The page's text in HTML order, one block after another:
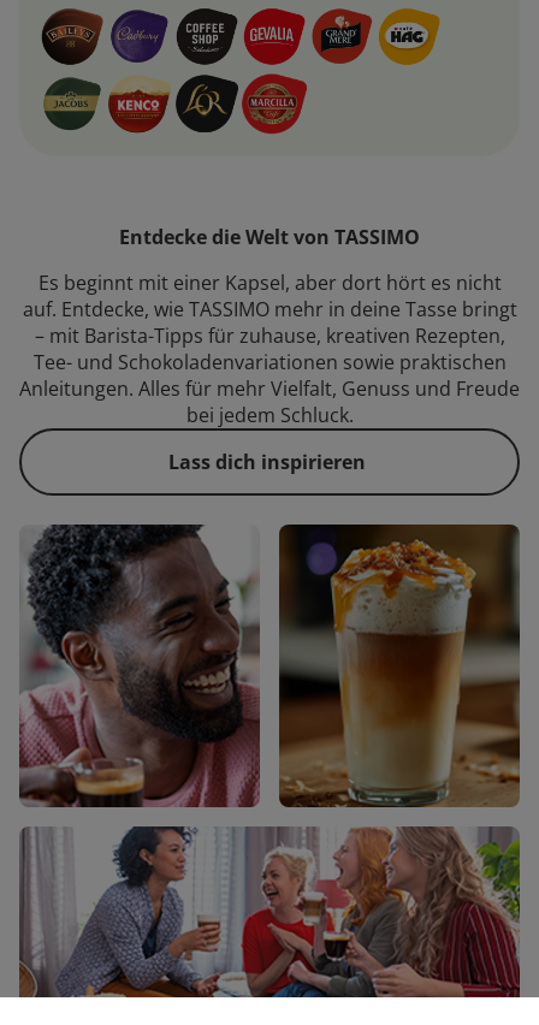
Entdecke die Welt von TASSIMO
Es beginnt mit einer Kapsel, aber dort hört es nicht
auf. Entdecke, wie TASSIMO mehr in deine Tasse bringt
– mit Barista-Tipps für zuhause, kreativen Rezepten,
Tee- und Schokoladenvariationen sowie praktischen
Anleitungen. Alles für mehr Vielfalt, Genuss und Freude
bei jedem Schluck.
Lass dich inspirieren